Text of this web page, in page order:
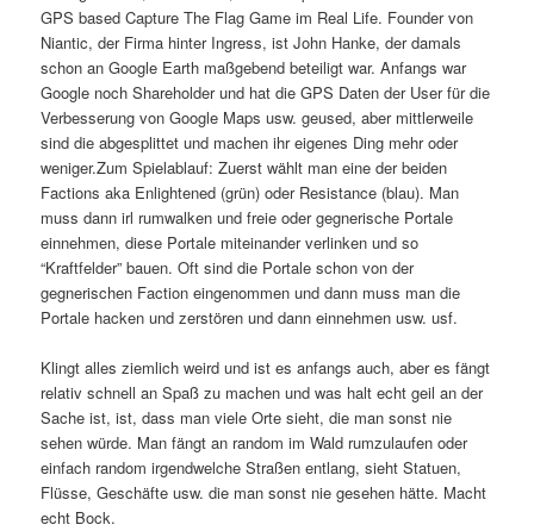
GPS based Capture The Flag Game im Real Life. Founder von
Niantic, der Firma hinter Ingress, ist John Hanke, der damals
schon an Google Earth maßgebend beteiligt war. Anfangs war
Google noch Shareholder und hat die GPS Daten der User für die
Verbesserung von Google Maps usw. geused, aber mittlerweile
sind die abgesplittet und machen ihr eigenes Ding mehr oder
weniger.Zum Spielablauf: Zuerst wählt man eine der beiden
Factions aka Enlightened (grün) oder Resistance (blau). Man
muss dann irl rumwalken und freie oder gegnerische Portale
einnehmen, diese Portale miteinander verlinken und so
“Kraftfelder” bauen. Oft sind die Portale schon von der
gegnerischen Faction eingenommen und dann muss man die
Portale hacken und zerstören und dann einnehmen usw. usf.
Klingt alles ziemlich weird und ist es anfangs auch, aber es fängt
relativ schnell an Spaß zu machen und was halt echt geil an der
Sache ist, ist, dass man viele Orte sieht, die man sonst nie
sehen würde. Man fängt an random im Wald rumzulaufen oder
einfach random irgendwelche Straßen entlang, sieht Statuen,
Flüsse, Geschäfte usw. die man sonst nie gesehen hätte. Macht
echt Bock.